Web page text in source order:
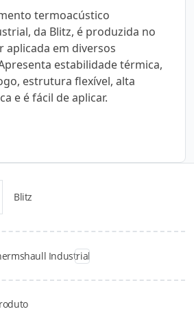
termoacústico
da Blitz, é produzida no
aplicada em diversos
estabilidade térmica,
estrutura flexível, alta
e é fácil de aplicar.
Blitz
Industrial
para Download